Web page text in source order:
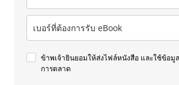
ข้าพเจ้ายินยอมให้ส่งไฟล์หนังสือ และใช้ข้อมู
การตลาด